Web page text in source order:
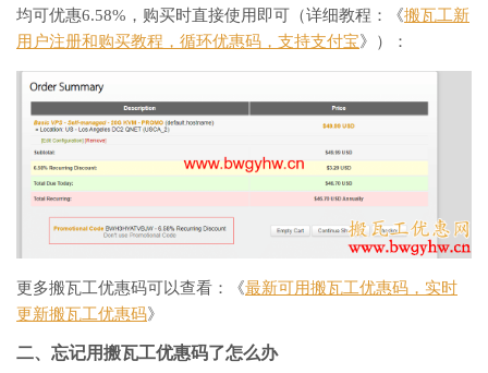
均可优惠6.58%，购买时直接使用即可（详细教程：《搬瓦工新
用户注册和购买教程，循环优惠码，支持支付宝》）：
更多搬瓦工优惠码可以查看：《最新可用搬瓦工优惠码，实时
更新搬瓦工优惠码》
二、忘记用搬瓦工优惠码了怎么办